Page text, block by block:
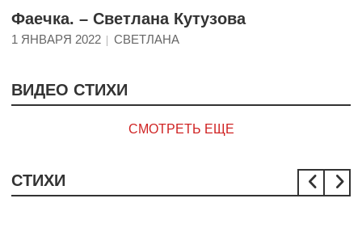
Фаечка. – Светлана Кутузова
1 ЯНВАРЯ 2022 СВЕТЛАНА
ВИДЕО СТИХИ
СМОТРЕТЬ ЕЩЕ
СТИХИ